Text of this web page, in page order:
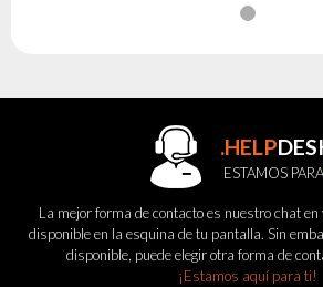
.HELP
ESTAMOS PARA
La mejor forma de contacto es nuestro chat
disponible en la esquina de tu pantalla. Sin
disponible, puede elegir otra forma de
¡Estamos aquí para ti!